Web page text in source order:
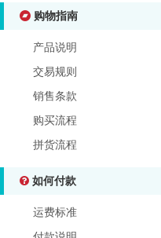
购物指南
产品说明
交易规则
销售条款
购买流程
拼货流程
如何付款
运费标准